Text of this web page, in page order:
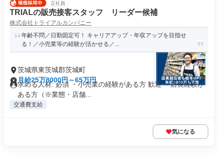
正社員
TRIALの販売接客スタッフ リーダー候補
株式会社トライアルカンパニー
年齢不問／日勤固定可！ キャリアアップ・年収アップを目指せ
る！／小売業等の経験が活かせる／...
茨城県東茨城郡茨城町
月給25万8000円～65万円
求める人材: 必須 ・小売業の経験がある方 歓迎 ・店長経験が
ある方（※業態・店舗...
交通費支給
気になる